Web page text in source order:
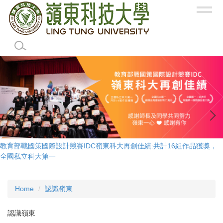
Jump
to
the
content
block
教育部戰國策國際設計競賽IDC嶺東科大再創佳績:共計16組作品獲獎，
全國私立科大第一
Home 認識嶺東
認識嶺東